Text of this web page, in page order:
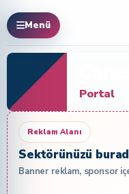
Menü
Portal
Reklam Alanı
Sektörünüzü
Banner reklam, sponsor